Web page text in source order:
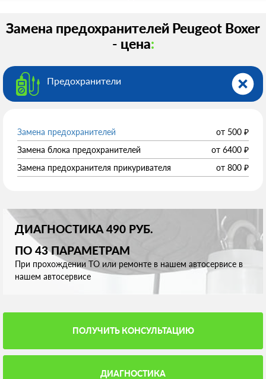
Замена предохранителей Peugeot Boxer
- цена:
Предохранители
Замена предохранителей от 500 ₽
Замена блока предохранителей
от 6400 ₽
Замена предохранителя прикуривателя
от 800 ₽
ДИАГНОСТИКА 490 РУБ.
ПО 43 ПАРАМЕТРАМ
При прохождении ТО или ремонте в нашем автосервисе в
нашем автосервисе
ПОЛУЧИТЬ КОНСУЛЬТАЦИЮ
ДИАГНОСТИКА